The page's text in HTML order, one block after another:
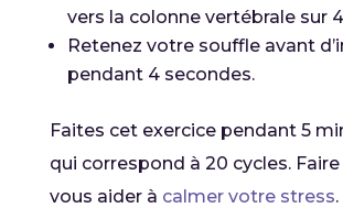
vers la colonne vertébrale sur
Retenez votre souffle avant
pendant 4 secondes.
Faites cet exercice pendant 5
qui correspond à 20 cycles. Faire
vous aider à calmer votre stress.